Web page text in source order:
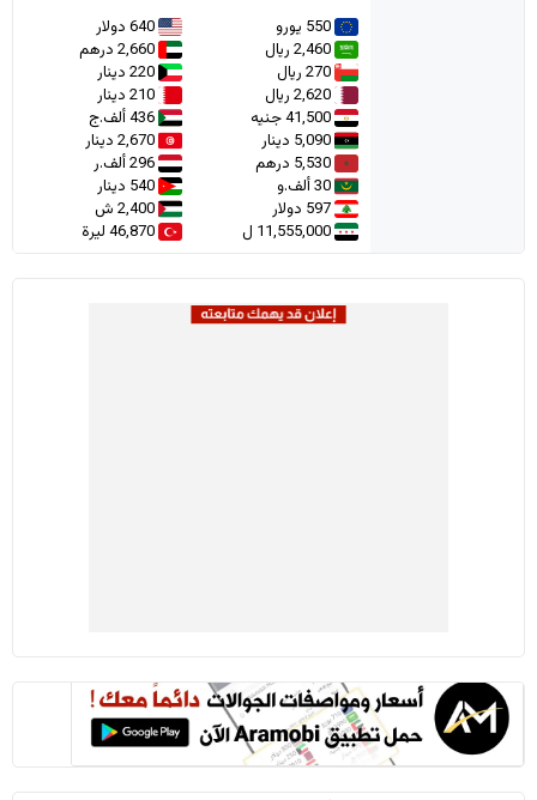
550 يورو
640 دولار
2,460 ريال
2,660 درهم
270 ريال
220 دينار
2,620 ريال
210 دينار
41,500 جنيه
436 ألف.ج
5,090 دينار
2,670 دينار
5,530 درهم
296 ألف.ر
30 ألف.و
540 دينار
597 دولار
2,400 ش
11,555,000 ل
46,870 ليرة